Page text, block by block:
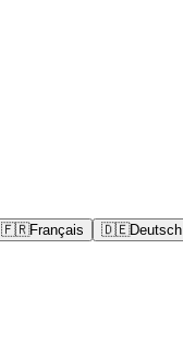
🇫🇷Français 🇩🇪Deutsch